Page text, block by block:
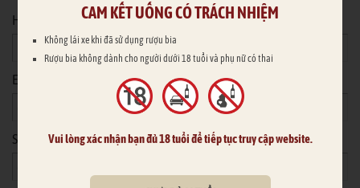
Họ tên
Email
Số điện thoại
CAM KẾT UỐNG CÓ TRÁCH NHIỆM
Không lái xe khi đã sử dụng rượu bia
Rượu bia không dành cho người dưới 18 tuổi và phụ nữ có thai
Vui lòng xác nhận bạn đủ 18 tuổi để tiếp tục truy cập website.